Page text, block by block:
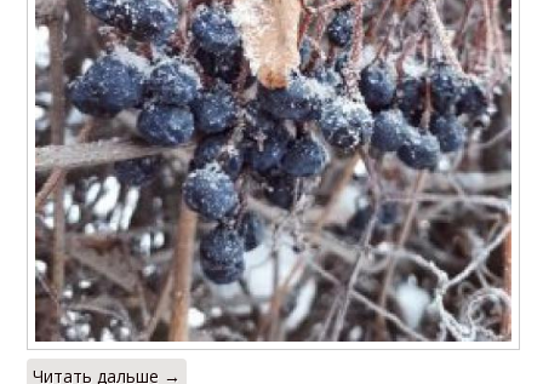
Читать дальше →